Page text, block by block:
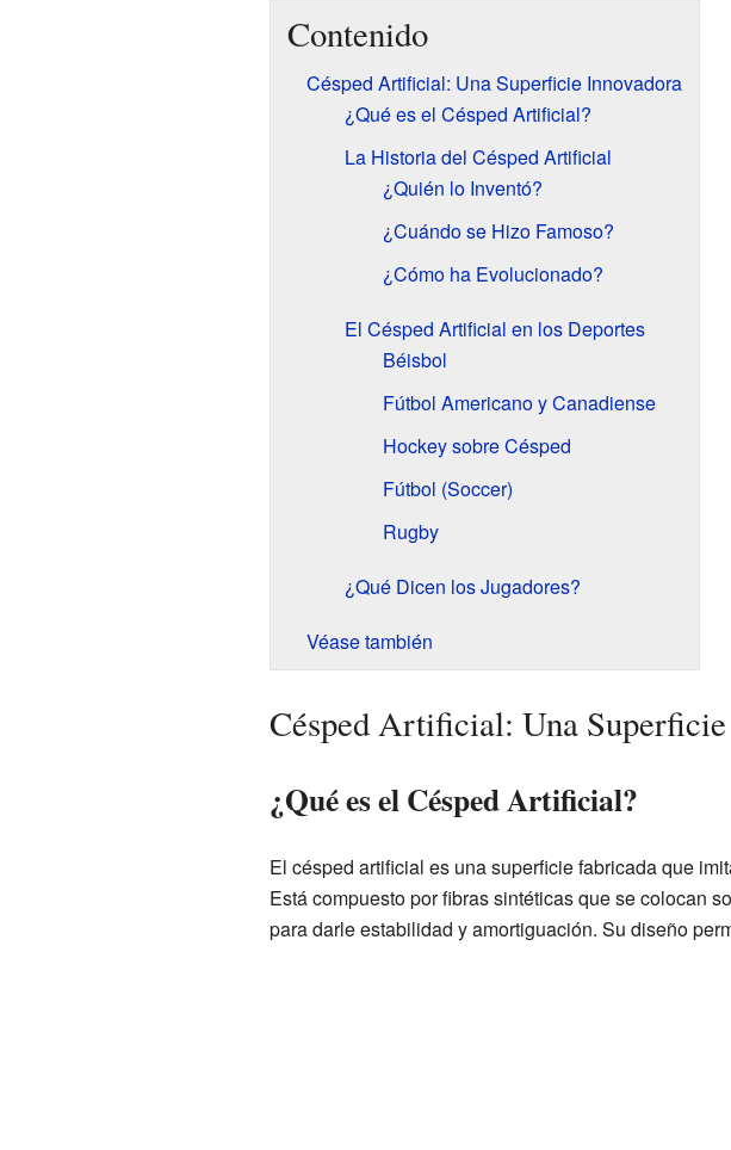
Contenido
Césped Artificial: Una Superficie Innovadora
¿Qué es el Césped Artificial?
La Historia del Césped Artificial
¿Quién lo Inventó?
¿Cuándo se Hizo Famoso?
¿Cómo ha Evolucionado?
El Césped Artificial en los Deportes
Béisbol
Fútbol Americano y Canadiense
Hockey sobre Césped
Fútbol (Soccer)
Rugby
¿Qué Dicen los Jugadores?
Véase también
Césped Artificial: Una
¿Qué es el Césped Artificial?
El césped artificial es una superficie fabricada que
Está compuesto por fibras sintéticas que se colocan
para darle estabilidad y amortiguación. Su diseño